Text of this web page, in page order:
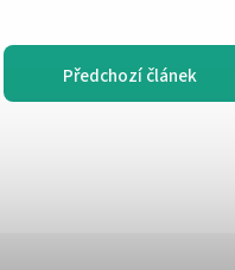
Předchozí článek